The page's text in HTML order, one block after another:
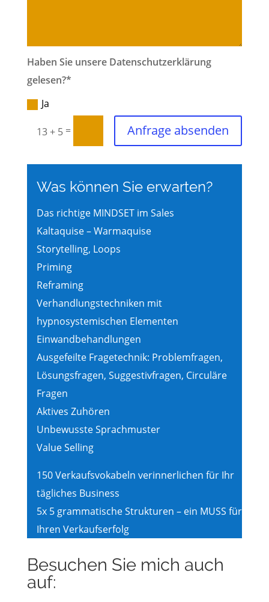
Haben Sie unsere Datenschutzerklärung
gelesen?*
Ja
13 + 5 = Anfrage absenden
Was können Sie erwarten?
Das richtige MINDSET im Sales
Kaltaquise – Warmaquise
Storytelling, Loops
Priming
Reframing
Verhandlungstechniken mit
hypnosystemischen Elementen
Einwandbehandlungen
Ausgefeilte Fragetechnik: Problemfragen,
Lösungsfragen, Suggestivfragen, Circuläre
Fragen
Aktives Zuhören
Unbewusste Sprachmuster
Value Selling
150 Verkaufsvokabeln verinnerlichen für Ihr
tägliches Business
5x 5 grammatische Strukturen – ein MUSS für
Ihren Verkaufserfolg
Besuchen Sie mich auch
auf: